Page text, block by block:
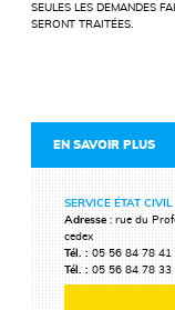
SEULES LES DEMANDES
SERONT TRAITÉES.
EN SAVOIR PLUS
SERVICE ÉTAT CIVIL
Adresse : rue du
cedex
Tél. :05 56 84 78 41
Tél. :05 56 84 78 33